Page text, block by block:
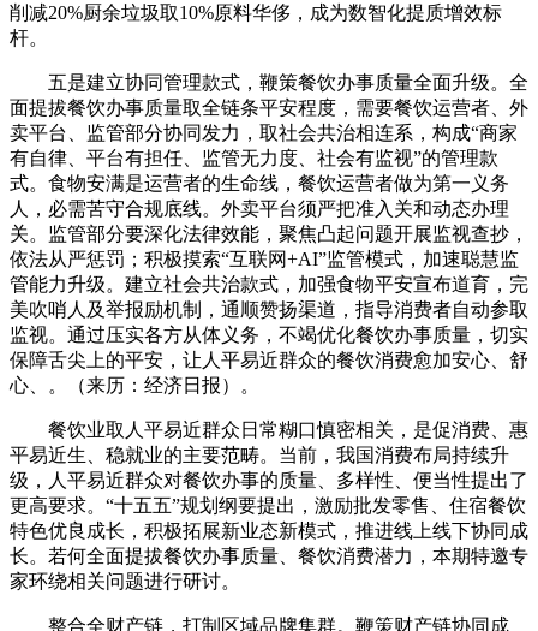
削减20%厨余垃圾取10%原料华侈，成为数智化提质增效标
杆。
五是建立协同管理款式，鞭策餐饮办事质量全面升级。全
面提拔餐饮办事质量取全链条平安程度，需要餐饮运营者、外
卖平台、监管部分协同发力，取社会共治相连系，构成“商家
有自律、平台有担任、监管无力度、社会有监视”的管理款
式。食物安满是运营者的生命线，餐饮运营者做为第一义务
人，必需苦守合规底线。外卖平台须严把准入关和动态办理
关。监管部分要深化法律效能，聚焦凸起问题开展监视查抄，
依法从严惩罚；积极摸索“互联网+AI”监管模式，加速聪慧监
管能力升级。建立社会共治款式，加强食物平安宣布道育，完
美吹哨人及举报励机制，通顺赞扬渠道，指导消费者自动参取
监视。通过压实各方从体义务，不竭优化餐饮办事质量，切实
保障舌尖上的平安，让人平易近群众的餐饮消费愈加安心、舒
心、。（来历：经济日报）。
餐饮业取人平易近群众日常糊口慎密相关，是促消费、惠
平易近生、稳就业的主要范畴。当前，我国消费布局持续升
级，人平易近群众对餐饮办事的质量、多样性、便当性提出了
更高要求。“十五五”规划纲要提出，激励批发零售、住宿餐饮
特色优良成长，积极拓展新业态新模式，推进线上线下协同成
长。若何全面提拔餐饮办事质量、餐饮消费潜力，本期特邀专
家环绕相关问题进行研讨。
整合全财产链，打制区域品牌集群。鞭策财产链协同成